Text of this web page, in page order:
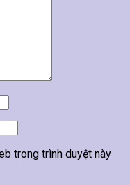
trong trình duyệt này